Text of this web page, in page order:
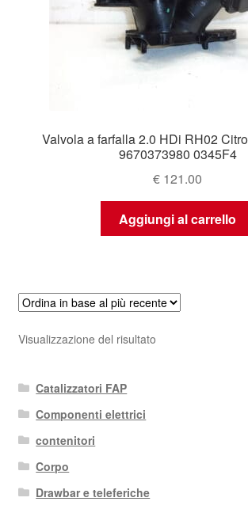
Spedizione in tutto il mondo
Valvola a farfalla 2.0 HDi RH02
9670373980 0345F4
€ 121.00
Aggiungi al carrello
Visualizzazione del risultato
Catalizzatori FAP
Componenti elettrici
contenitori
Corpo
Drawbar e teleferiche